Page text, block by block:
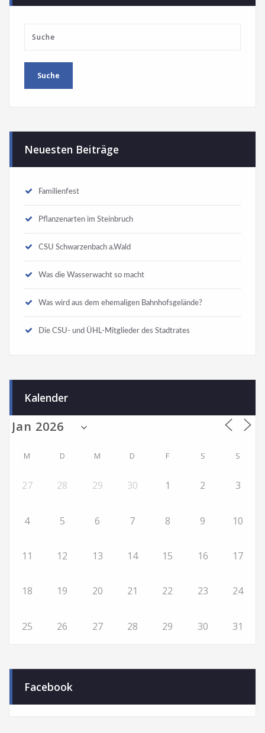
Neuesten Beiträge
Familienfest
Pflanzenarten im Steinbruch
CSU Schwarzenbach a.Wald
Was die Wasserwacht so macht
Was wird aus dem ehemaligen Bahnhofsgelände?
Die CSU- und ÜHL-Mitglieder des Stadtrates
Kalender
M D M D F S S
27 28 29 30 1 2 3
4 5 6 7 8 9 10
11 12 13 14 15 16 17
18 19 20 21 22 23 24
25 26 27 28 29 30 31
Facebook